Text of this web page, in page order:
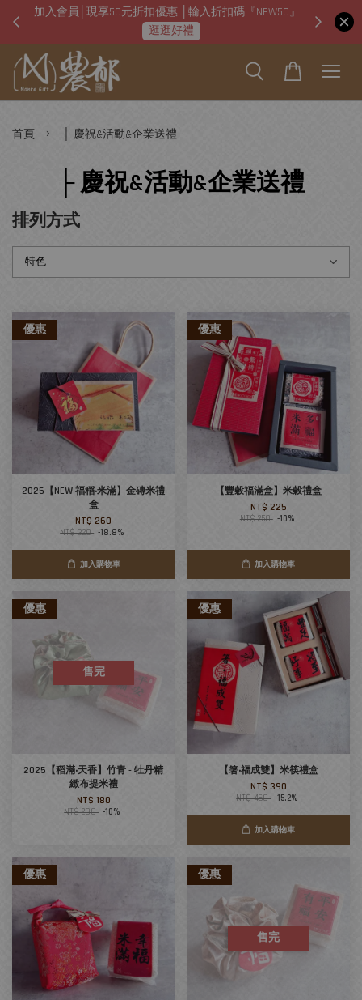
加入會員│現享50元折扣優惠 │輸入折扣碼『NEW50』
逛逛好禮
即日
首頁 › ├ 慶祝&活動&企業送禮
├ 慶祝&活動&企業送禮
排列方式
優惠
2025【NEW 福稻‧米滿】金磚米禮
盒
NT$ 260
NT$ 320 -18.8%
加入購物車
優惠
【豐穀福滿盒】米穀禮盒
NT$ 225
NT$ 250 -10%
加入購物車
優惠
售完
2025【稻滿‧天香】竹青 - 牡丹精
緻布提米禮
NT$ 180
NT$ 200 -10%
優惠
【箸‧福成雙】米筷禮盒
NT$ 390
NT$ 460 -15.2%
加入購物車
優惠 優惠
售完